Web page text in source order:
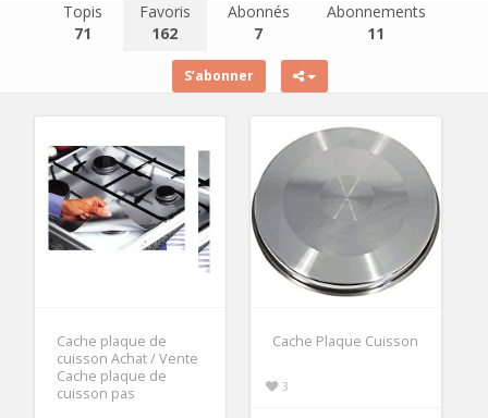
Topis
71
Favoris
162
Abonnés
7
Abonnements
11
S’abonner
Cache plaque de
cuisson Achat / Vente
Cache plaque de
cuisson pas
Cache Plaque Cuisson
3